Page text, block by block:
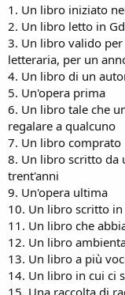
c
u
s
s
i
o
n
e
o
1. Un libro iniziato
2. Un libro letto in
3. Un libro valido
letteraria, per un
4. Un libro di un
5. Un'opera prima
6. Un libro tale che
regalare a qualcuno
7. Un libro comprato
8. Un libro scritto da
trent'anni
9. Un'opera ultima
10. Un libro scritto
11. Un libro che
12. Un libro
13. Un libro a più
14. Un libro in cui ci
15. Una raccolta di